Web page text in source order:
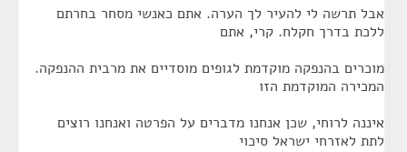
אבל תרשה לי להעיר לך הערה. אתם כאנשי מסחר בחרתם
ללכת בדרך חקלח. קרי, אתם
מוכרים בהנפקה מוקדמת לגופים מוסדיים את מרבית ההנפקה.
המכירה המוקדמת הזו
איננה לרוחי, שכן אנחנו מדברים על הפרטה ואנחנו רוצים
לתת לאזרחי ישראל סיכוי